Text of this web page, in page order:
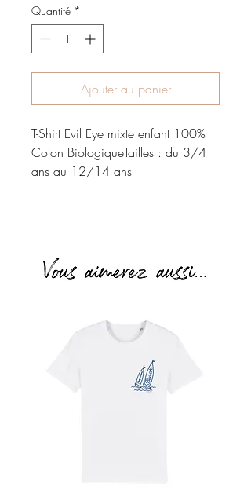
Quantité *
Ajouter au panier
T-Shirt Evil Eye mixte enfant 100%
Coton BiologiqueTailles : du 3/4
ans au 12/14 ans